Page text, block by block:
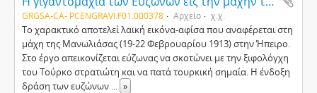
GRGSA-CA- PCENGRAVI.F01.000378 Αρχείο χ.χ.
Το χαρακτικό αποτελεί λαϊκή εικόνα-αφίσα που αναφέρεται στη
μάχη της Μανωλιάσας (19-22 Φεβρουαρίου 1913) στην Ήπειρο.
Στο έργο απεικονίζεται εύζωνας να σκοτώνει με την ξιφολόγχη
του Τούρκο στρατιώτη και να πατά τουρκική σημαία. Η ένδοξη
δράση των ευζώνων ... »